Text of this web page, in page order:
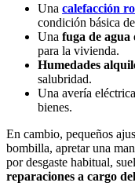
Una calefacción
condición básica
Una fuga de agua
para la vivienda.
Humedades
salubridad.
Una avería
bienes.
En cambio, pequeños
bombilla, apretar una
por desgaste habitual,
reparaciones a cargo